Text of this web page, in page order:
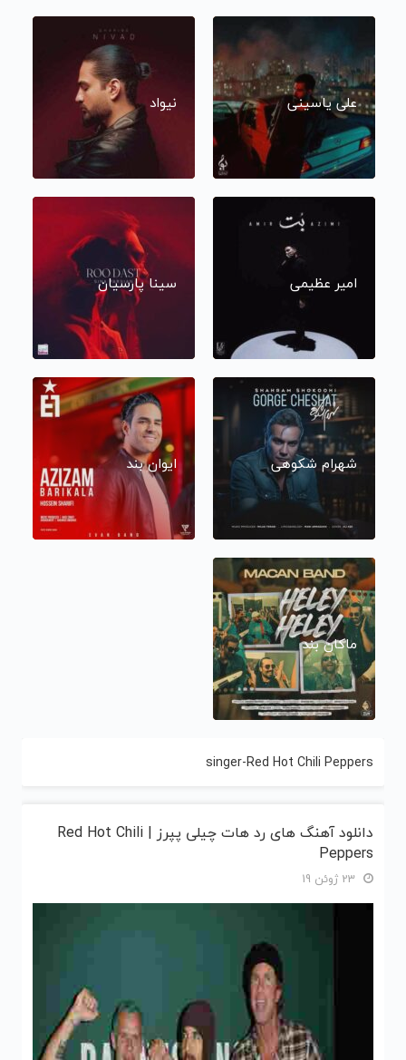
علی یاسینی نیواد
امیر عظیمی سینا پارسیان
شهرام شکوهی ایوان بند
ماکان بند
singer-Red Hot Chili Peppers
دانلود آهنگ های رد هات چیلی پپرز | Red Hot Chili
Peppers